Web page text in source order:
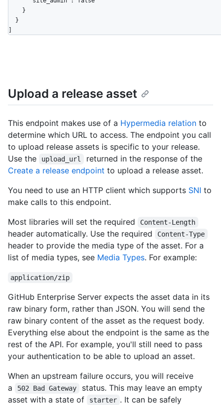
]
Upload a release asset
This endpoint makes use of a Hypermedia relation to
determine which URL to access. The endpoint you call
to upload release assets is specific to your release.
Use the
upload_url
returned in the response of the
Create a release endpoint to upload a release asset.
You need to use an HTTP client which supports SNI to
make calls to this endpoint.
Most libraries will set the required
Content-Length
header automatically. Use the required Content-Type
header to provide the media type of the asset. For a
list of media types, see Media Types. For example:
application/zip
GitHub Enterprise Server expects the asset data in its
raw binary form, rather than JSON. You will send the
raw binary content of the asset as the request body.
Everything else about the endpoint is the same as the
rest of the API. For example, you'll still need to pass
your authentication to be able to upload an asset.
When an upstream failure occurs, you will receive
a
502 Bad Gateway
status. This may leave an empty
asset with a state of
starter . It can be safely